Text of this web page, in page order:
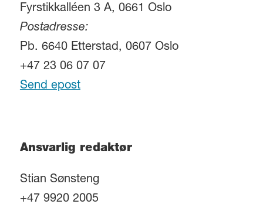
Fyrstikkalléen 3 A, 0661 Oslo
Postadresse:
Pb. 6640 Etterstad, 0607 Oslo
+47 23 06 07 07
Send epost
Ansvarlig redaktør
Stian Sønsteng
+47 9920 2005